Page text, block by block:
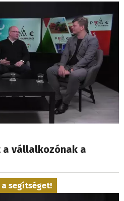
vállalkozónak a
a segítséget!